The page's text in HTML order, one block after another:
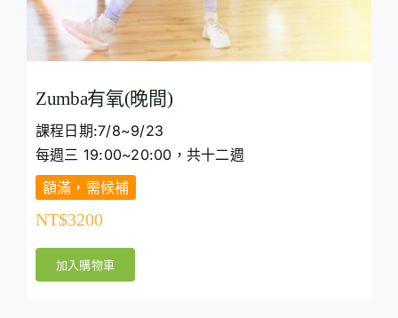
Zumba有氧(晚間)
課程日期:7/8~9/23
每週三 19:00~20:00，共十二週
額滿，需候補
NT$3200
加入購物車